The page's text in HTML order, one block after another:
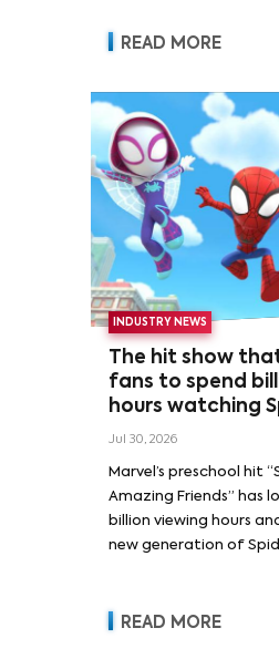
READ MORE
INDUSTRY NEWS
The hit show
fans to spend
hours watching
Jul 30, 2026
Marvel’s preschool hit
Amazing Friends” has
billion viewing hours
new generation of
READ MORE